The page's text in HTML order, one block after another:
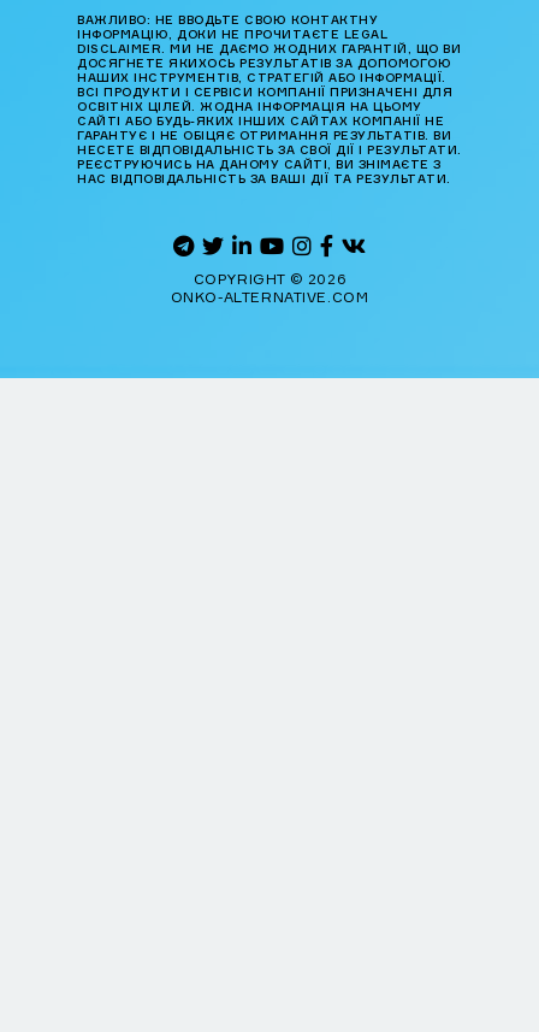
ВАЖЛИВО: НЕ ВВОДЬТЕ СВОЮ КОНТАКТНУ
ІНФОРМАЦІЮ, ДОКИ НЕ ПРОЧИТАЄТЕ LEGAL
DISCLAIMER. МИ НЕ ДАЄМО ЖОДНИХ ГАРАНТІЙ, ЩО ВИ
ДОСЯГНЕТЕ ЯКИХОСЬ РЕЗУЛЬТАТІВ ЗА ДОПОМОГОЮ
НАШИХ ІНСТРУМЕНТІВ, СТРАТЕГІЙ АБО ІНФОРМАЦІЇ.
ВСІ ПРОДУКТИ І СЕРВІСИ КОМПАНІЇ ПРИЗНАЧЕНІ ДЛЯ
ОСВІТНІХ ЦІЛЕЙ. ЖОДНА ІНФОРМАЦІЯ НА ЦЬОМУ
САЙТІ АБО БУДЬ-ЯКИХ ІНШИХ САЙТАХ КОМПАНІЇ НЕ
ГАРАНТУЄ І НЕ ОБІЦЯЄ ОТРИМАННЯ РЕЗУЛЬТАТІВ. ВИ
НЕСЕТЕ ВІДПОВІДАЛЬНІСТЬ ЗА СВОЇ ДІЇ І РЕЗУЛЬТАТИ.
РЕЄСТРУЮЧИСЬ НА ДАНОМУ САЙТІ, ВИ ЗНІМАЄТЕ З
НАС ВІДПОВІДАЛЬНІСТЬ ЗА ВАШІ ДІЇ ТА РЕЗУЛЬТАТИ.
COPYRIGHT © 2026
ONKO-ALTERNATIVE.COM